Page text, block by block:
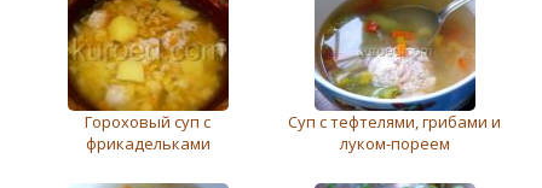
Гороховый суп с
фрикадельками
Суп с тефтелями, грибами и
луком-пореем